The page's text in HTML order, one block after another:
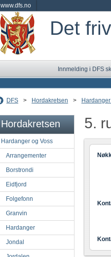
www.dfs.no
Det
Innmelding i DFS
DFS > Hordakretsen >
Hordakretsen
Hardanger og Voss
Arrangementer
Borstrondi
Eidfjord
Folgefonn
Granvin
Hardanger
Jondal
5.